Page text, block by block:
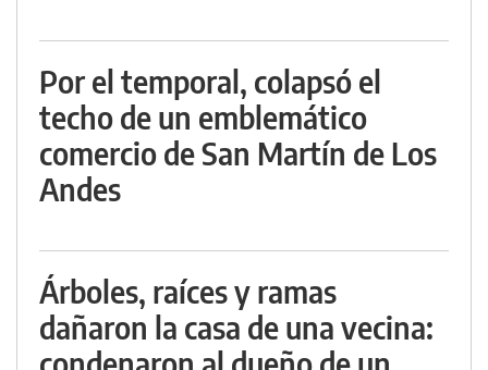
Por el temporal, colapsó el
techo de un emblemático
comercio de San Martín de Los
Andes
Árboles, raíces y ramas
dañaron la casa de una vecina: